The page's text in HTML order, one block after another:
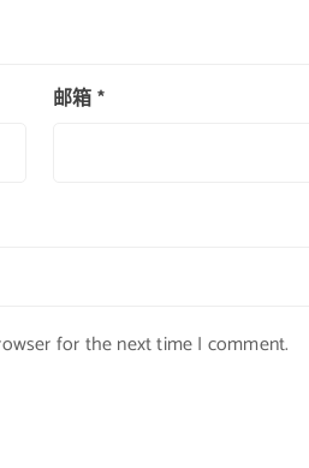
邮箱*
for the next time I comment.